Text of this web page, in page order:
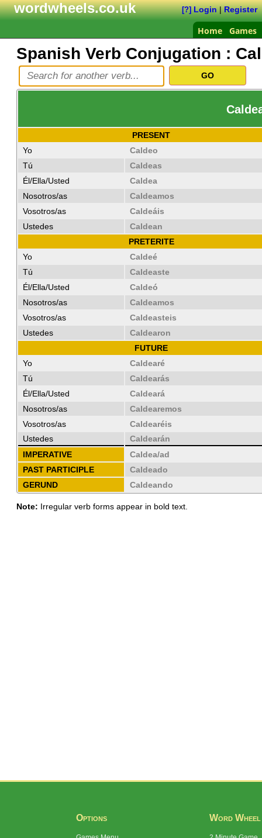
wordwheels.co.uk [?] Login|Register
Home Games
Spanish Verb Conjugation :
PRESENT
Yo
Caldeo
Tú
Caldeas
Él/Ella/Usted
Caldea
Nosotros/as
Caldeamos
Vosotros/as
Caldeáis
Ustedes
Caldean
PRETERITE
Yo
Caldeé
Tú
Caldeaste
Él/Ella/Usted
Caldeó
Nosotros/as
Caldeamos
Vosotros/as
Caldeasteis
Ustedes
Caldearon
FUTURE
Yo
Caldearé
Tú
Caldearás
Él/Ella/Usted
Caldeará
Nosotros/as
Caldearemos
Vosotros/as
Caldearéis
Ustedes
Caldearán
IMPERATIVE
Caldea/ad
PAST PARTICIPLE
Caldeado
GERUND
Caldeando
Note: Irregular verb forms appear in bold text.
Options Word Wheel